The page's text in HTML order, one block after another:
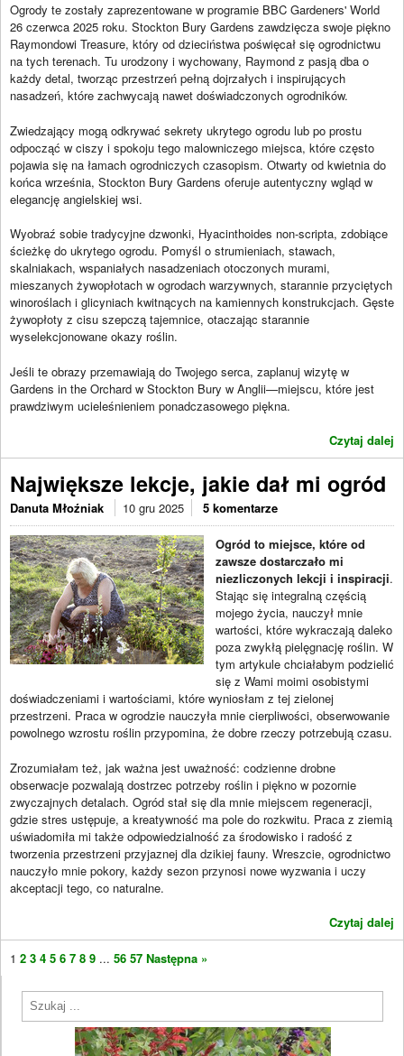
Ogrody te zostały zaprezentowane w programie BBC Gardeners' World
26 czerwca 2025 roku. Stockton Bury Gardens zawdzięcza swoje piękno
Raymondowi Treasure, który od dzieciństwa poświęcał się ogrodnictwu
na tych terenach. Tu urodzony i wychowany, Raymond z pasją dba o
każdy detal, tworząc przestrzeń pełną dojrzałych i inspirujących
nasadzeń, które zachwycają nawet doświadczonych ogrodników.
Zwiedzający mogą odkrywać sekrety ukrytego ogrodu lub po prostu
odpocząć w ciszy i spokoju tego malowniczego miejsca, które często
pojawia się na łamach ogrodniczych czasopism. Otwarty od kwietnia do
końca września, Stockton Bury Gardens oferuje autentyczny wgląd w
elegancję angielskiej wsi.
Wyobraź sobie tradycyjne dzwonki, Hyacinthoides non-scripta, zdobiące
ścieżkę do ukrytego ogrodu. Pomyśl o strumieniach, stawach,
skalniakach, wspaniałych nasadzeniach otoczonych murami,
mieszanych żywopłotach w ogrodach warzywnych, starannie przyciętych
winoroślach i glicyniach kwitnących na kamiennych konstrukcjach. Gęste
żywopłoty z cisu szepczą tajemnice, otaczając starannie
wyselekcjonowane okazy roślin.
Jeśli te obrazy przemawiają do Twojego serca, zaplanuj wizytę w
Gardens in the Orchard w Stockton Bury w Anglii—miejscu, które jest
prawdziwym ucieleśnieniem ponadczasowego piękna.
Czytaj dalej
Największe lekcje, jakie dał mi ogród
Danuta Młoźniak 10 gru 2025 5 komentarze
Ogród to miejsce, które od
zawsze dostarczało mi
niezliczonych lekcji i inspiracji.
Stając się integralną częścią
mojego życia, nauczył mnie
wartości, które wykraczają daleko
poza zwykłą pielęgnację roślin. W
tym artykule chciałabym podzielić
się z Wami moimi osobistymi
doświadczeniami i wartościami, które wyniosłam z tej zielonej
przestrzeni. Praca w ogrodzie nauczyła mnie cierpliwości, obserwowanie
powolnego wzrostu roślin przypomina, że dobre rzeczy potrzebują czasu.
Zrozumiałam też, jak ważna jest uważność: codzienne drobne
obserwacje pozwalają dostrzec potrzeby roślin i piękno w pozornie
zwyczajnych detalach. Ogród stał się dla mnie miejscem regeneracji,
gdzie stres ustępuje, a kreatywność ma pole do rozkwitu. Praca z ziemią
uświadomiła mi także odpowiedzialność za środowisko i radość z
tworzenia przestrzeni przyjaznej dla dzikiej fauny. Wreszcie, ogrodnictwo
nauczyło mnie pokory, każdy sezon przynosi nowe wyzwania i uczy
akceptacji tego, co naturalne.
Czytaj dalej
1 2 3 4 5 6 7 8 9 ... 56 57 Następna »